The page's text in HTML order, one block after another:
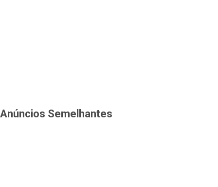
Anúncios Semelhantes